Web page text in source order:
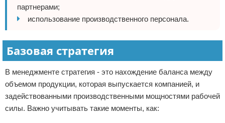
партнерами;
использование производственного персонала.
Базовая стратегия
В менеджменте стратегия - это нахождение баланса между
объемом продукции, которая выпускается компанией, и
задействованными производственными мощностями рабочей
силы. Важно учитывать такие моменты, как: